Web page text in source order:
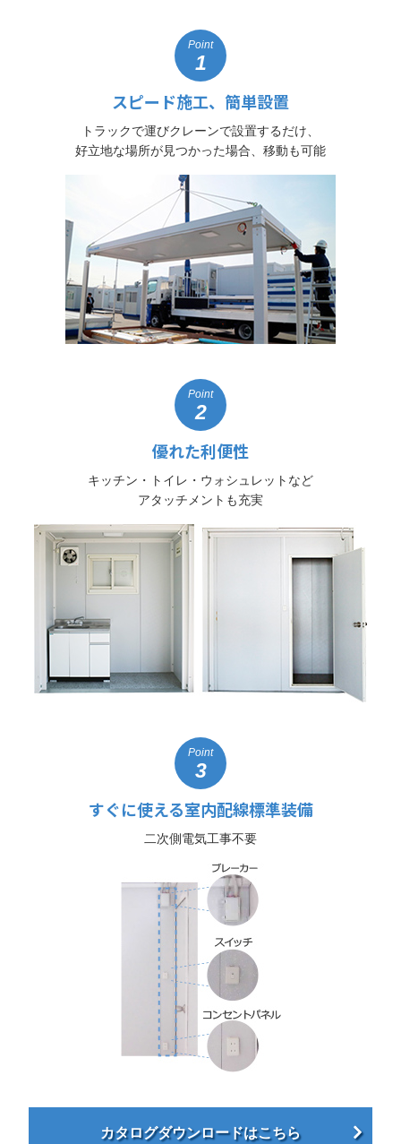
Point
1
スピード施工、簡単設置
トラックで運びクレーンで設置するだけ、
好立地な場所が見つかった場合、移動も可能
Point
2
優れた利便性
キッチン・トイレ・ウォシュレットなど
アタッチメントも充実
Point
3
すぐに使える室内配線標準装備
二次側電気工事不要
カタログダウンロードはこちら